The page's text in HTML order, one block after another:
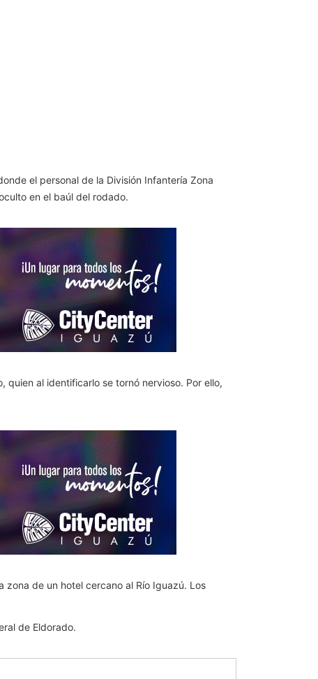
el personal de la División Infantería Zona
en el baúl del rodado.
al identificarlo se tornó nervioso. Por ello,
zona de un hotel cercano al Río Iguazú. Los
de Eldorado.